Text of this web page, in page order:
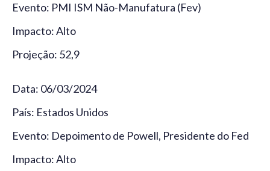
Evento: PMI ISM Não-Manufatura (Fev)
Impacto: Alto
Projeção: 52,9
Data: 06/03/2024
País: Estados Unidos
Evento: Depoimento de Powell, Presidente do Fed
Impacto: Alto